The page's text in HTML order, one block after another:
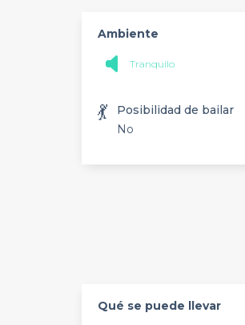
Ambiente
Tranquilo
💃
Posibilidad de bailar
No
Qué se puede llevar